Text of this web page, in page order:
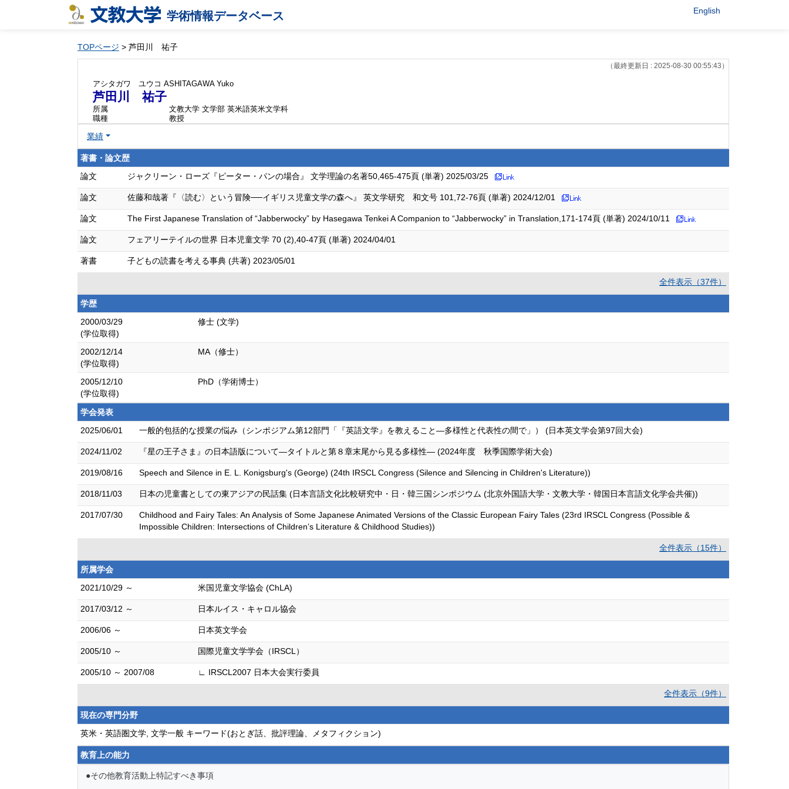
学術情報データベース English
TOPページ > 芦田川 祐子
（最終更新日 : 2025-08-30 00:55:43）
アシタガワ ユウコ ASHITAGAWA Yuko
芦田川 祐子
所属
文教大学 文学部 英米語英米文学科
職種
教授
業績
著書・論文歴
論文
ジャクリーン・ローズ『ピーター・パンの場合』 文学理論の名著50,465-475頁 (単著) 2025/03/25
論文 佐藤和哉著『〈読む〉という冒険──イギリス児童文学の森へ』 英文学研究 和文号 101,72-76頁 (単著) 2024/12/01
論文 The First Japanese Translation of “Jabberwocky” by Hasegawa Tenkei A Companion to “Jabberwocky” in Translation,171-174頁 (単著) 2024/10/11
論文 フェアリーテイルの世界 日本児童文学 70 (2),40-47頁 (単著) 2024/04/01
著書 子どもの読書を考える事典 (共著) 2023/05/01
全件表示（37件）
学歴
2000/03/29
(学位取得)
修士 (文学)
2002/12/14
(学位取得)
MA（修士）
2005/12/10
(学位取得)
PhD（学術博士）
学会発表
2025/06/01
一般的包括的な授業の悩み（シンポジアム第12部門「『英語文学』を教えること―多様性と代表性の間で」） (日本英文学会第97回大会)
2024/11/02 『星の王子さま』の日本語版について―タイトルと第８章末尾から見る多様性― (2024年度 秋季国際学術大会)
2019/08/16 Speech and Silence in E. L. Konigsburg's (George) (24th IRSCL Congress (Silence and Silencing in Children's Literature))
2018/11/03 日本の児童書としての東アジアの民話集 (日本言語文化比較研究中・日・韓三国シンポジウム (北京外国語大学・文教大学・韓国日本言語文化学会共催))
2017/07/30
Childhood and Fairy Tales: An Analysis of Some Japanese Animated Versions of the Classic European Fairy Tales (23rd IRSCL Congress (Possible &
Impossible Children: Intersections of Children’s Literature & Childhood Studies))
全件表示（15件）
所属学会
2021/10/29 ～
米国児童文学協会 (ChLA)
2017/03/12 ～ 日本ルイス・キャロル協会
2006/06 ～ 日本英文学会
2005/10 ～ 国際児童文学学会（IRSCL）
2005/10 ～ 2007/08 ∟ IRSCL2007 日本大会実行委員
全件表示（9件）
現在の専門分野
英米・英語圏文学, 文学一般 キーワード(おとぎ話、批評理論、メタフィクション)
教育上の能力
●その他教育活動上特記すべき事項